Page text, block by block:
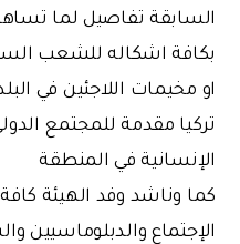
السابقة تفاصيل لما
بكافة اشكاله للشعب
او مخيمات اللاجئين في
تركيا مقدمة للمجتمع
الإنسانية في المنطقة
كما وناشد وفد الهيئة
الإجتماع والدبلوماسيين